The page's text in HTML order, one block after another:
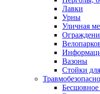
Лавки
Урны
Уличная
Вазоны
Стойки